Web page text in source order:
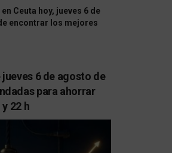
Ceuta hoy, jueves 6 de
encontrar los mejores
6 de agosto de
para ahorrar
22 h